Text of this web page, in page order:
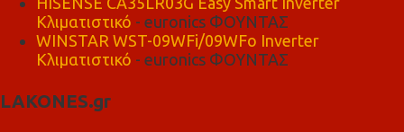
Κλιματιστικό - euronics ΦΟΥΝΤΑΣ
WINSTAR WST-09WFi/09WFo Inverter
Κλιματιστικό - euronics ΦΟΥΝΤΑΣ
LAKONES.gr